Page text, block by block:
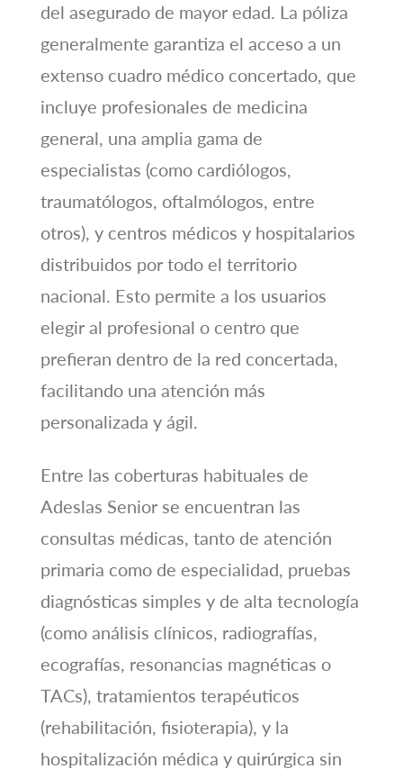
del asegurado de mayor edad. La póliza
generalmente garantiza el acceso a un
extenso cuadro médico concertado, que
incluye profesionales de medicina
general, una amplia gama de
especialistas (como cardiólogos,
traumatólogos, oftalmólogos, entre
otros), y centros médicos y hospitalarios
distribuidos por todo el territorio
nacional. Esto permite a los usuarios
elegir al profesional o centro que
prefieran dentro de la red concertada,
facilitando una atención más
personalizada y ágil.
Entre las coberturas habituales de
Adeslas Senior se encuentran las
consultas médicas, tanto de atención
primaria como de especialidad, pruebas
diagnósticas simples y de alta tecnología
(como análisis clínicos, radiografías,
ecografías, resonancias magnéticas o
TACs), tratamientos terapéuticos
(rehabilitación, fisioterapia), y la
hospitalización médica y quirúrgica sin